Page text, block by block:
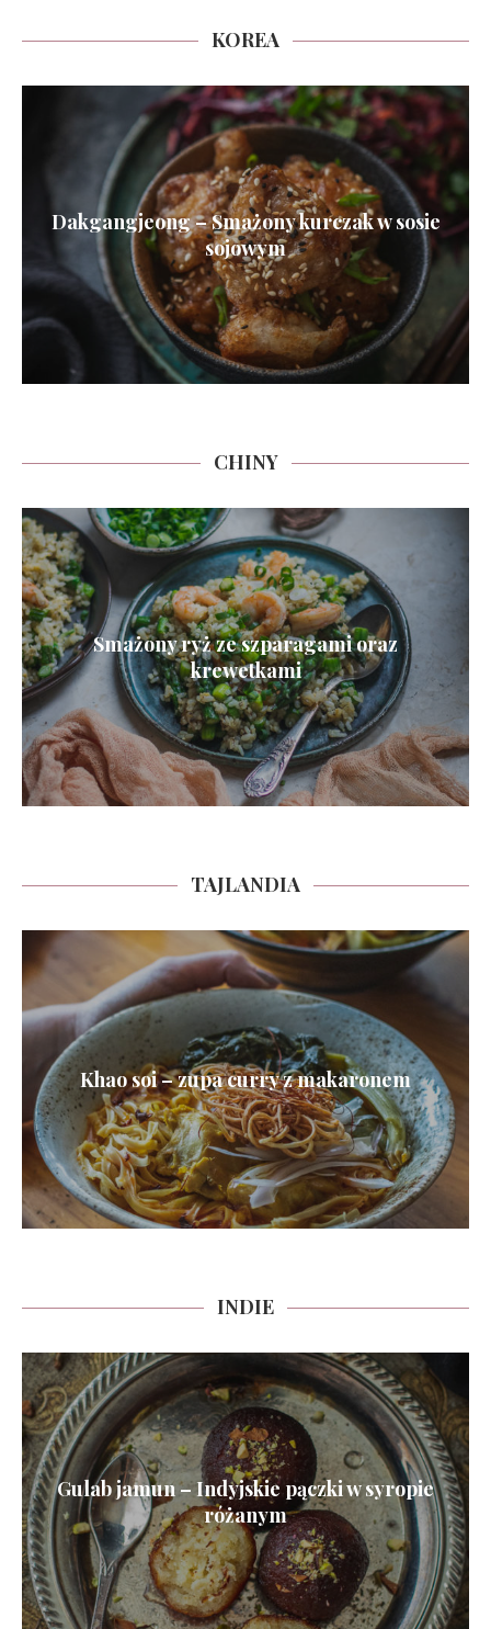
KOREA
Dakgangjeong – Smażony kurczak w sosie
sojowym
CHINY
Smażony ryż ze szparagami oraz
krewetkami
TAJLANDIA
Khao soi – zupa curry z makaronem
INDIE
Gulab jamun – Indyjskie pączki w syropie
różanym